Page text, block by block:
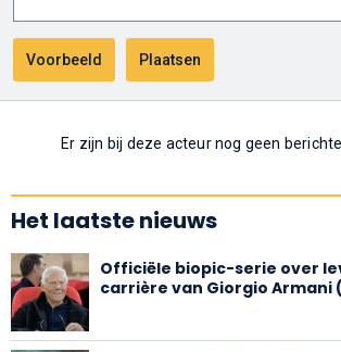
Er zijn bij deze acteur nog geen
Het laatste nieuws
Officiële biopic-serie over
carrière van Giorgio Armani